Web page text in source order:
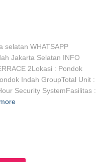
selatan WHATSAPP
Jakarta Selatan INFO
2Lokasi : Pondok
Indah GroupTotal Unit :
Security SystemFasilitas :